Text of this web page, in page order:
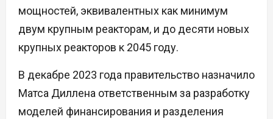
мощностей, эквивалентных как минимум
двум крупным реакторам, и до десяти новых
крупных реакторов к 2045 году.
В декабре 2023 года правительство назначило
Матса Диллена ответственным за разработку
моделей финансирования и разделения